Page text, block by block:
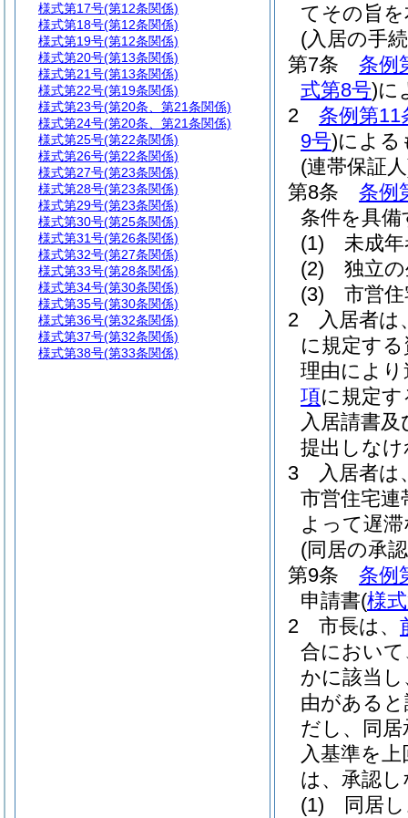
てその旨
(入居の手
第7条
条例
式第8号)に
2
条例第11
9号)による
(連帯保証
第8条
条例
条件を具
(1)
未成
(2)
独立
(3)
市営
2
入居者は
に規定す
理由によ
項に規定
入居請書
提出しな
3
入居者
市営住宅連
よって遅
(同居の承
第9条
条例
申請書(様
2
市長は、
合におい
かに該当
由がある
だし、同
入基準を
は、承認
(1)
同居
様式第17号(第12条関係)
様式第18号(第12条関係)
様式第19号(第12条関係)
様式第20号(第13条関係)
様式第21号(第13条関係)
様式第22号(第19条関係)
様式第23号(第20条、第21条関係)
様式第24号(第20条、第21条関係)
様式第25号(第22条関係)
様式第26号(第22条関係)
様式第27号(第23条関係)
様式第28号(第23条関係)
様式第29号(第23条関係)
様式第30号(第25条関係)
様式第31号(第26条関係)
様式第32号(第27条関係)
様式第33号(第28条関係)
様式第34号(第30条関係)
様式第35号(第30条関係)
様式第36号(第32条関係)
様式第37号(第32条関係)
様式第38号(第33条関係)